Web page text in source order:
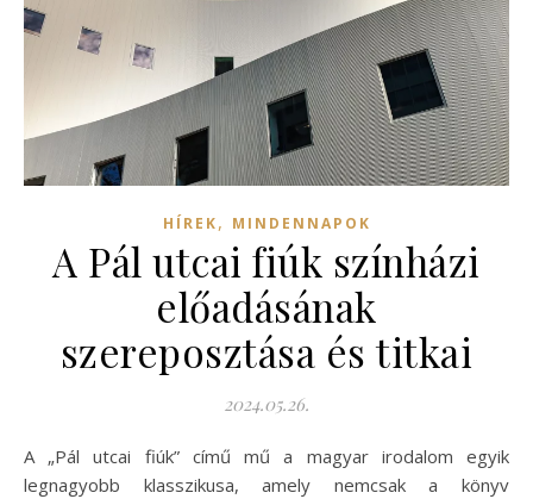
HÍREK, MINDENNAPOK
A Pál utcai fiúk színházi
előadásának
szereposztása és titkai
2024.05.26.
A „Pál utcai fiúk” című mű a magyar irodalom egyik
legnagyobb klasszikusa, amely nemcsak a könyv